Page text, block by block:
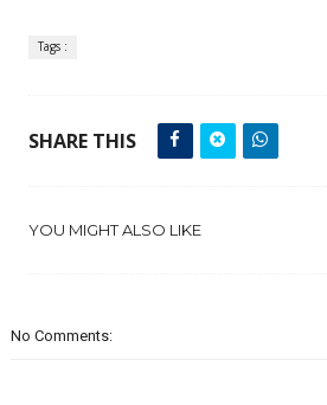
Tags :
SHARE THIS
YOU MIGHT ALSO LIKE
No Comments: